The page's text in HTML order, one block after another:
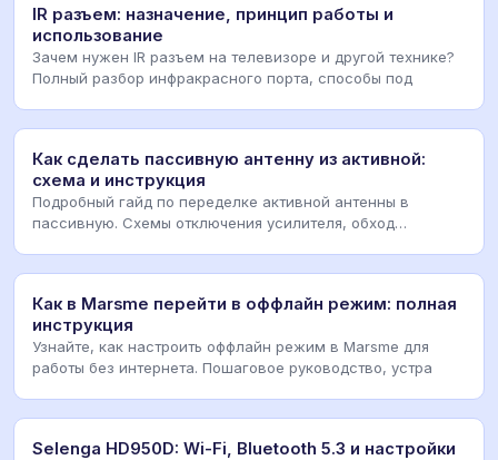
IR разъем: назначение, принцип работы и
использование
Зачем нужен IR разъем на телевизоре и другой технике?
Полный разбор инфракрасного порта, способы под
Как сделать пассивную антенну из активной:
схема и инструкция
Подробный гайд по переделке активной антенны в
пассивную. Схемы отключения усилителя, обход
Как в Marsme перейти в оффлайн режим: полная
инструкция
Узнайте, как настроить оффлайн режим в Marsme для
работы без интернета. Пошаговое руководство, устра
Selenga HD950D: Wi-Fi, Bluetooth 5.3 и настройки